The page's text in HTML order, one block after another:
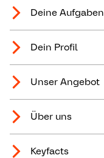
Deine Aufgaben
Dein Profil
Unser Angebot
Über uns
Keyfacts